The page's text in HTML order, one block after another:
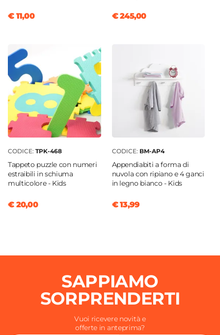
€ 11,00 € 245,00
CODICE: TPK-468
Tappeto puzzle con numeri
estraibili in schiuma
multicolore - Kids
€ 20,00
CODICE: BM-AP4
Appendiabiti a forma di
nuvola con ripiano e 4 ganci
in legno bianco - Kids
€ 13,99
SAPPIAMO
SORPRENDERTI
Vuoi ricevere novità e
offerte in anteprima?